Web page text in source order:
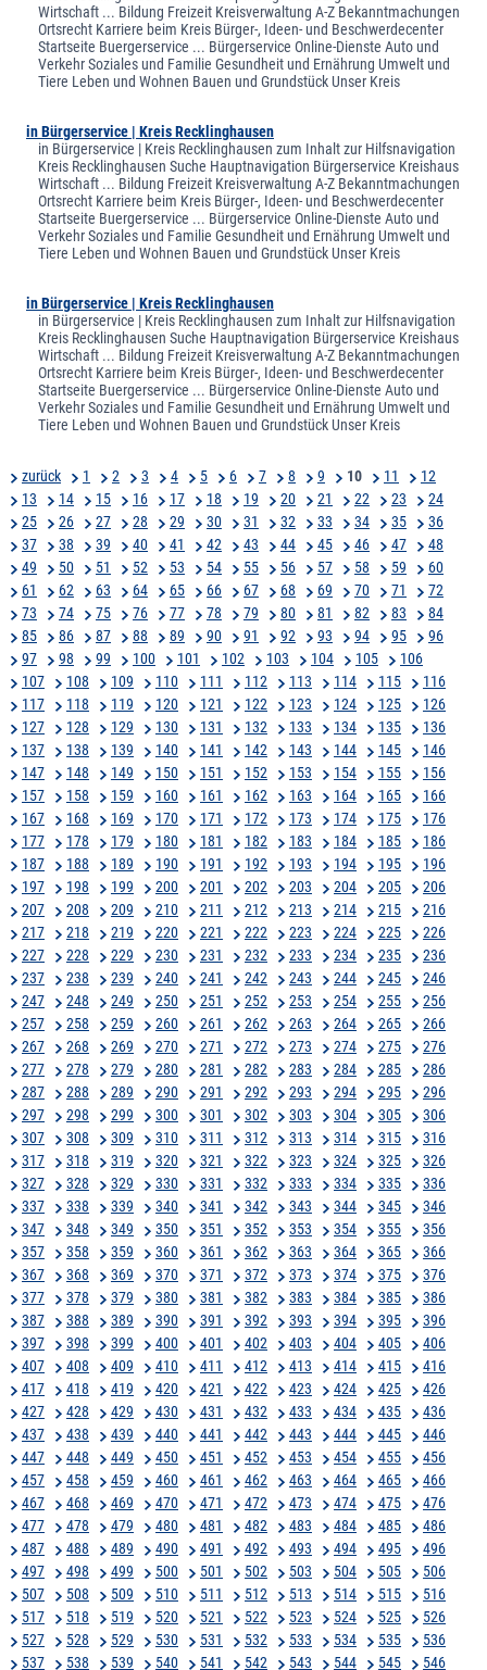
Wirtschaft ... Bildung Freizeit Kreisverwaltung A-Z Bekanntmachungen
Ortsrecht Karriere beim Kreis Bürger-, Ideen- und Beschwerdecenter
Startseite Buergerservice ... Bürgerservice Online-Dienste Auto und
Verkehr Soziales und Familie Gesundheit und Ernährung Umwelt und
Tiere Leben und Wohnen Bauen und Grundstück Unser Kreis
in Bürgerservice | Kreis Recklinghausen
in Bürgerservice | Kreis Recklinghausen zum Inhalt zur Hilfsnavigation
Kreis Recklinghausen Suche Hauptnavigation Bürgerservice Kreishaus
Wirtschaft ... Bildung Freizeit Kreisverwaltung A-Z Bekanntmachungen
Ortsrecht Karriere beim Kreis Bürger-, Ideen- und Beschwerdecenter
Startseite Buergerservice ... Bürgerservice Online-Dienste Auto und
Verkehr Soziales und Familie Gesundheit und Ernährung Umwelt und
Tiere Leben und Wohnen Bauen und Grundstück Unser Kreis
in Bürgerservice | Kreis Recklinghausen
in Bürgerservice | Kreis Recklinghausen zum Inhalt zur Hilfsnavigation
Kreis Recklinghausen Suche Hauptnavigation Bürgerservice Kreishaus
Wirtschaft ... Bildung Freizeit Kreisverwaltung A-Z Bekanntmachungen
Ortsrecht Karriere beim Kreis Bürger-, Ideen- und Beschwerdecenter
Startseite Buergerservice ... Bürgerservice Online-Dienste Auto und
Verkehr Soziales und Familie Gesundheit und Ernährung Umwelt und
Tiere Leben und Wohnen Bauen und Grundstück Unser Kreis
zurück 1 2 3 4 5 6 7 8 9 10 11
12
13
14 15 16 17 18 19 20 21 22 23
24
25
26 27 28 29 30 31 32 33 34 35
36
37
38 39 40 41 42 43 44 45 46 47
48
49
50 51 52 53 54 55 56 57 58 59
60
61
62 63 64 65 66 67 68 69 70 71
72
73
74 75 76 77 78 79 80 81 82 83
84
85
86 87 88 89 90 91 92 93 94 95
96
97
98 99 100 101 102 103 104 105
106
107
108 109 110 111 112 113 114 115
116
117
118 119 120 121 122 123 124 125
126
127
128 129 130 131 132 133 134 135
136
137
138 139 140 141 142 143 144 145
146
147
148 149 150 151 152 153 154 155
156
157
158 159 160 161 162 163 164 165
166
167
168 169 170 171 172 173 174 175
176
177
178 179 180 181 182 183 184 185
186
187
188 189 190 191 192 193 194 195
196
197
198 199 200 201 202 203 204 205
206
207
208 209 210 211 212 213 214 215
216
217
218 219 220 221 222 223 224 225
226
227
228 229 230 231 232 233 234 235
236
237
238 239 240 241 242 243 244 245
246
247
248 249 250 251 252 253 254 255
256
257
258 259 260 261 262 263 264 265
266
267
268 269 270 271 272 273 274 275
276
277
278 279 280 281 282 283 284 285
286
287
288 289 290 291 292 293 294 295
296
297
298 299 300 301 302 303 304 305
306
307
308 309 310 311 312 313 314 315
316
317
318 319 320 321 322 323 324 325
326
327
328 329 330 331 332 333 334 335
336
337
338 339 340 341 342 343 344 345
346
347
348 349 350 351 352 353 354 355
356
357
358 359 360 361 362 363 364 365
366
367
368 369 370 371 372 373 374 375
376
377
378 379 380 381 382 383 384 385
386
387
388 389 390 391 392 393 394 395
396
397
398 399 400 401 402 403 404 405
406
407
408 409 410 411 412 413 414 415
416
417
418 419 420 421 422 423 424 425
426
427
428 429 430 431 432 433 434 435
436
437
438 439 440 441 442 443 444 445
446
447
448 449 450 451 452 453 454 455
456
457
458 459 460 461 462 463 464 465
466
467
468 469 470 471 472 473 474 475
476
477
478 479 480 481 482 483 484 485
486
487
488 489 490 491 492 493 494 495
496
497
498 499 500 501 502 503 504 505
506
507
508 509 510 511 512 513 514 515
516
517
518 519 520 521 522 523 524 525
526
527
528 529 530 531 532 533 534 535
536
537
538 539 540 541 542 543 544 545 546